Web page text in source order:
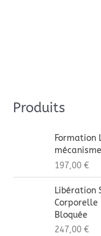
Produits
Formation
197,00€
Libération
Corporelle
Bloquée
247,00€